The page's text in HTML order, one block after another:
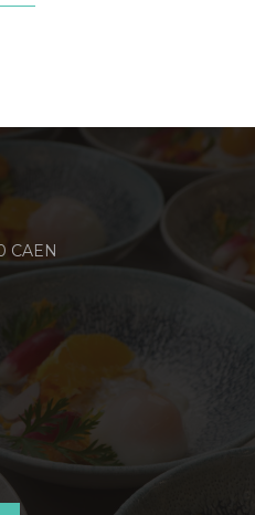
CAEN ((öffnet ein neues
neues Fenster))
ein neues Fenster))
"L'Appli" et "Vin/20"